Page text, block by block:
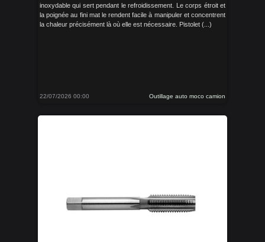
inoxydable qui sert pendant le refroidissement. Le corps étroit et
la poignée au fini mat le rendent facile à manipuler et concentrent
la chaleur précisément là où elle est nécessaire. Pistolet (...)
22/07/2026 00:00 Outillage auto moco camion